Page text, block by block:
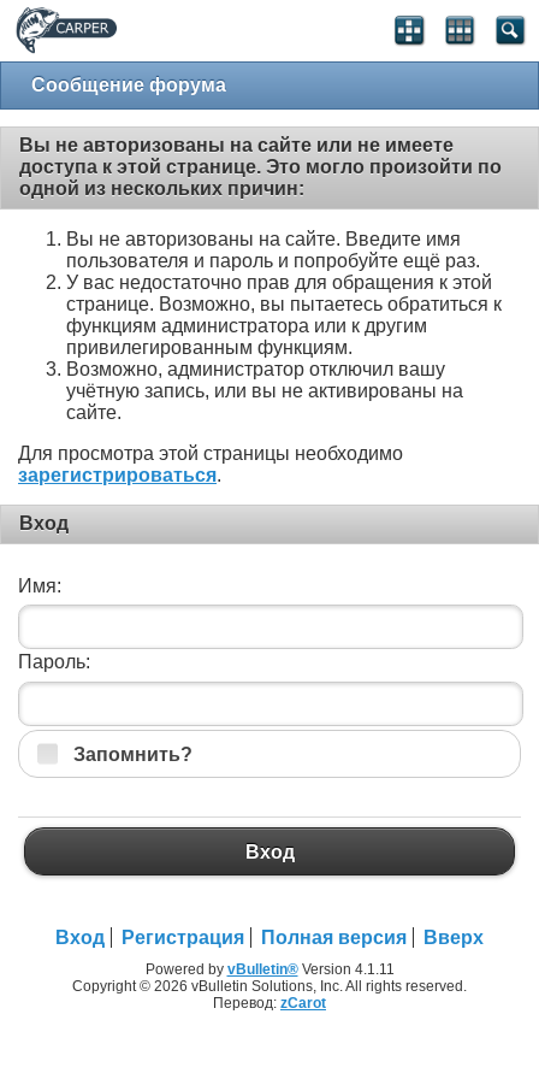
Сообщение форума
Вы не авторизованы на сайте или не имеете
доступа к этой странице. Это могло произойти по
одной из нескольких причин:
Вы не авторизованы на сайте. Введите имя
пользователя и пароль и попробуйте ещё раз.
У вас недостаточно прав для обращения к этой
странице. Возможно, вы пытаетесь обратиться к
функциям администратора или к другим
привилегированным функциям.
Возможно, администратор отключил вашу
учётную запись, или вы не активированы на
сайте.
Для просмотра этой страницы необходимо
зарегистрироваться.
Вход
Имя:
Пароль:
Запомнить?
Вход
Вход Регистрация Полная версия Вверх
Powered by vBulletin®Version 4.1.11
Copyright © 2026 vBulletin Solutions, Inc. All rights reserved.
Перевод: zCarot